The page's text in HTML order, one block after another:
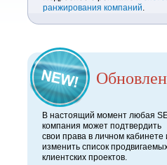
ранжирования компаний.
В настоящий момент любая
компания может подтвердить
свои права в личном кабинете
изменить список
клиентских проектов.